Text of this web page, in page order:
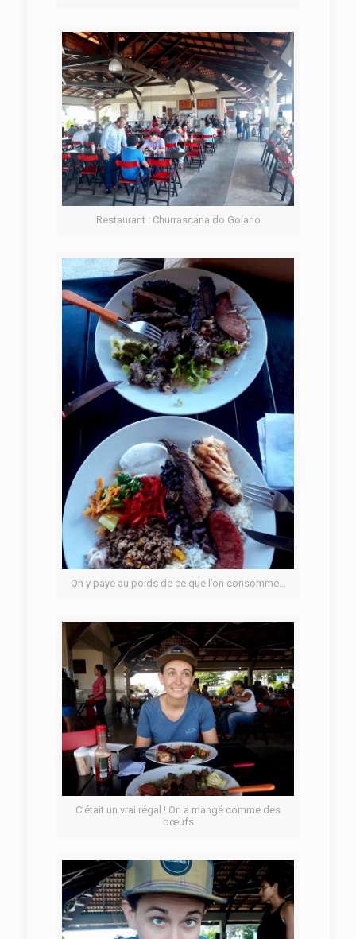
Restaurant : Churrascaria do Goiano
On y paye au poids de ce que l’on consomme…
C’était un vrai régal ! On a mangé comme des
bœufs